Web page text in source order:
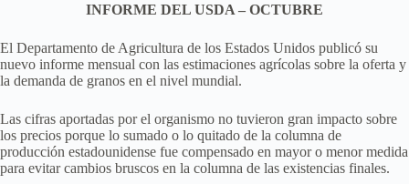
INFORME DEL USDA – OCTUBRE
El Departamento de Agricultura de los Estados Unidos publicó su
nuevo informe mensual con las estimaciones agrícolas sobre la oferta y
la demanda de granos en el nivel mundial.
Las cifras aportadas por el organismo no tuvieron gran impacto sobre
los precios porque lo sumado o lo quitado de la columna de
producción estadounidense fue compensado en mayor o menor medida
para evitar cambios bruscos en la columna de las existencias finales.